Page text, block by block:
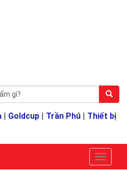
| Goldcup | Trần Phú | Thiết bị